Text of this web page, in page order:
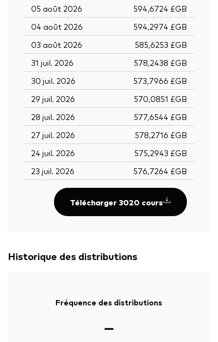
05 août 2026
594,6724 £GB
04 août 2026
594,2974 £GB
03 août 2026
585,6253 £GB
31 juil. 2026
578,2438 £GB
30 juil. 2026
573,7966 £GB
29 juil. 2026
570,0851 £GB
28 juil. 2026
577,6544 £GB
27 juil. 2026
578,2716 £GB
24 juil. 2026
575,2943 £GB
23 juil. 2026
576,7264 £GB
Télécharger 3020 cours
Historique des distributions
Fréquence des distributions
—